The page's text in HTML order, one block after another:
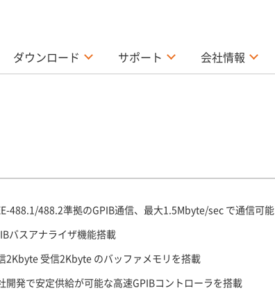
ダウンロード サポート 会社情報
488.1/488.2準拠のGPIB通信、最大1.5Mbyte/sec で通信可能
バスアナライザ機能搭載
2Kbyte 受信2Kbyte のバッファメモリを搭載
開発で安定供給が可能な高速GPIBコントローラを搭載